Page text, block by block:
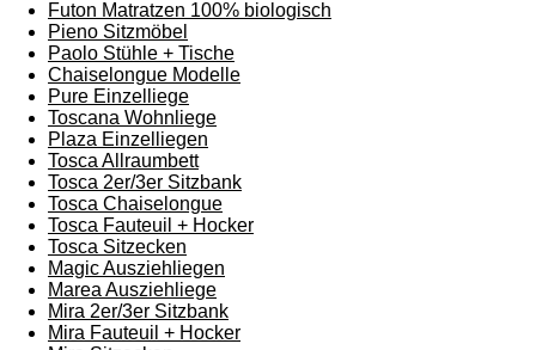
Futon Matratzen 100% biologisch
Pieno Sitzmöbel
Paolo Stühle + Tische
Chaiselongue Modelle
Pure Einzelliege
Toscana Wohnliege
Plaza Einzelliegen
Tosca Allraumbett
Tosca 2er/3er Sitzbank
Tosca Chaiselongue
Tosca Fauteuil + Hocker
Tosca Sitzecken
Magic Ausziehliegen
Marea Ausziehliege
Mira 2er/3er Sitzbank
Mira Fauteuil + Hocker